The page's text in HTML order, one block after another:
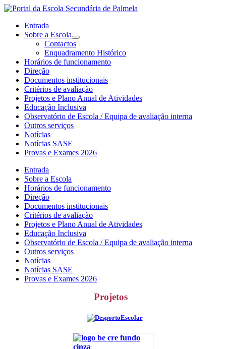
Entrada
Sobre a Escola
Contactos
Enquadramento Histórico
Horários de funcionamento
Direção
Documentos institucionais
Critérios de avaliação
Projetos e Plano Anual de Atividades
Educação Inclusiva
Observatório de Escola / Equipa de avaliação interna
Outros serviços
Notícias
Notícias SASE
Provas e Exames 2026
Entrada
Sobre a Escola
Horários de funcionamento
Direção
Documentos institucionais
Critérios de avaliação
Projetos e Plano Anual de Atividades
Educação Inclusiva
Observatório de Escola / Equipa de avaliação interna
Outros serviços
Notícias
Notícias SASE
Provas e Exames 2026
Projetos